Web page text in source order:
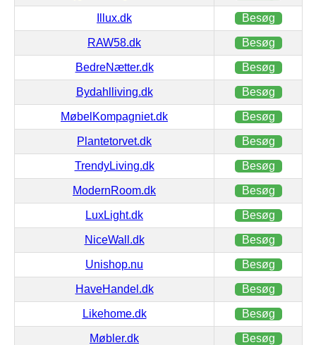
Illux.dk Besøg
RAW58.dk Besøg
BedreNætter.dk Besøg
Bydahlliving.dk Besøg
MøbelKompagniet.dk Besøg
Plantetorvet.dk Besøg
TrendyLiving.dk Besøg
ModernRoom.dk Besøg
LuxLight.dk Besøg
NiceWall.dk Besøg
Unishop.nu Besøg
HaveHandel.dk Besøg
Likehome.dk Besøg
Møbler.dk Besøg